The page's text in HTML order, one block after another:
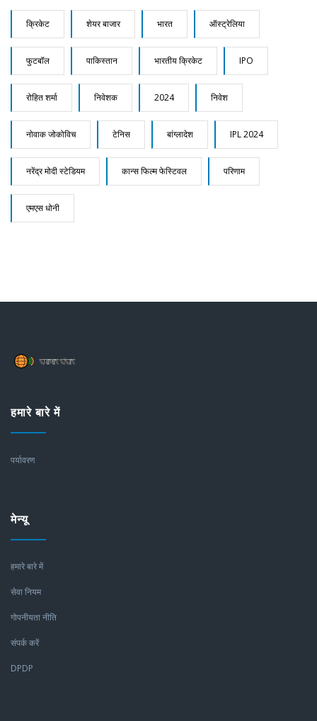
क्रिकेट शेयर बाजार भारत ऑस्ट्रेलिया
फुटबॉल पाकिस्तान भारतीय क्रिकेट IPO
रोहित शर्मा निवेशक 2024 निवेश
नोवाक जोकोविच टेनिस बांग्लादेश IPL 2024
नरेंद्र मोदी स्टेडियम कान्स फिल्म फेस्टिवल परिणाम
एमएस धोनी
हमारे बारे में
पर्यावरण
मेन्यू
हमारे बारे में
सेवा नियम
गोपनीयता नीति
संपर्क करें
DPDP